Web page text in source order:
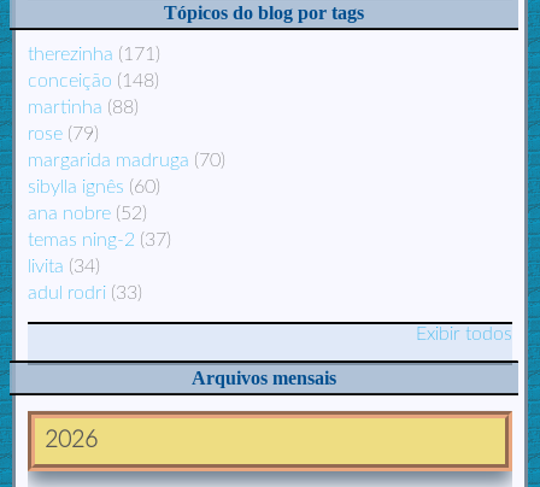
Tópicos do blog por tags
therezinha (171)
conceição (148)
martinha (88)
rose (79)
margarida madruga (70)
sibylla ignês (60)
ana nobre (52)
temas ning-2 (37)
livita (34)
adul rodri (33)
Exibir todos
Arquivos mensais
2026